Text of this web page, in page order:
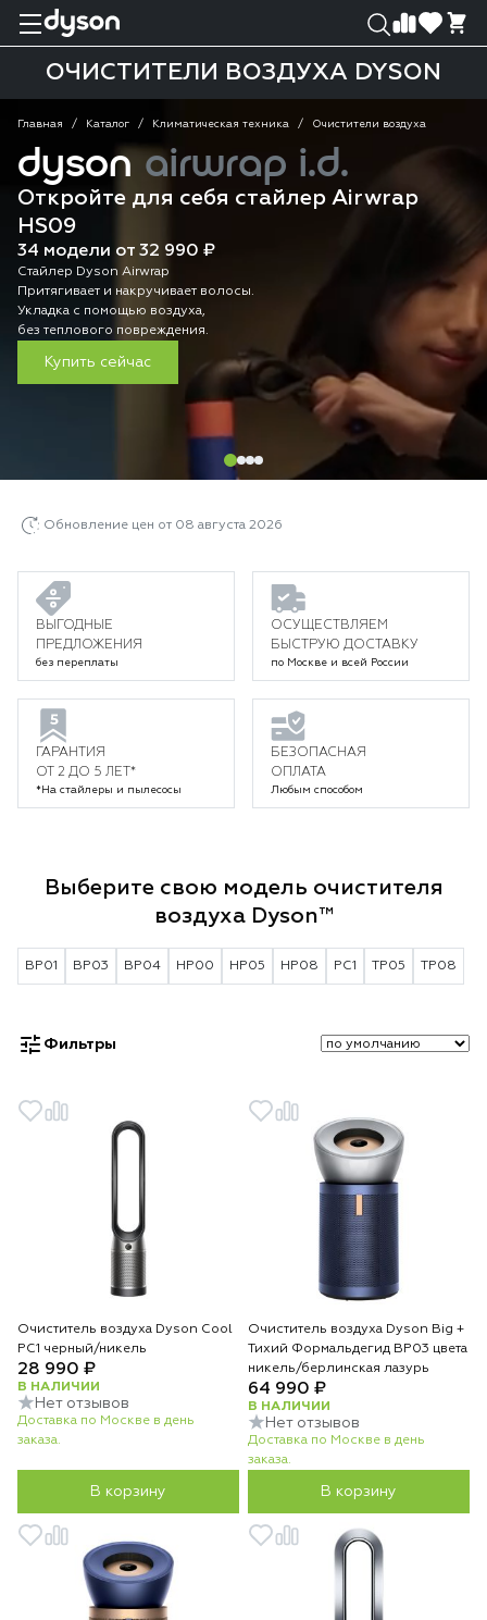
ОЧИСТИТЕЛИ ВОЗДУХА DYSON
Главная Каталог Климатическая техника Очистители воздуха
dysonairwrap i.d.
Откройте для себя стайлер Airwrap
HS09
34 модели от 32 990 ₽
Стайлер Dyson Airwrap
Притягивает и накручивает волосы.
Укладка с помощью воздуха,
без теплового повреждения.
Купить сейчас
Обновление цен от 08 августа 2026
ВЫГОДНЫЕ
ПРЕДЛОЖЕНИЯ
без переплаты
ОСУЩЕСТВЛЯЕМ
БЫСТРУЮ ДОСТАВКУ
по Москве и всей России
ГАРАНТИЯ
ОТ 2 ДО 5 ЛЕТ*
*На стайлеры и пылесосы
БЕЗОПАСНАЯ
ОПЛАТА
Любым способом
Выберите свою модель очистителя
воздуха Dyson™
BP01 BP03 BP04 HP00 HP05 HP08 PC1 TP05 TP08
Фильтры
Очиститель воздуха Dyson Cool
PC1 черный/никель
28 990 ₽
В НАЛИЧИИ
Нет отзывов
Доставка по Москве в день
заказа.
В корзину
Очиститель воздуха Dyson Big +
Тихий Формальдегид BP03 цвета
никель/берлинская лазурь
64 990 ₽
В НАЛИЧИИ
Нет отзывов
Доставка по Москве в день
заказа.
В корзину